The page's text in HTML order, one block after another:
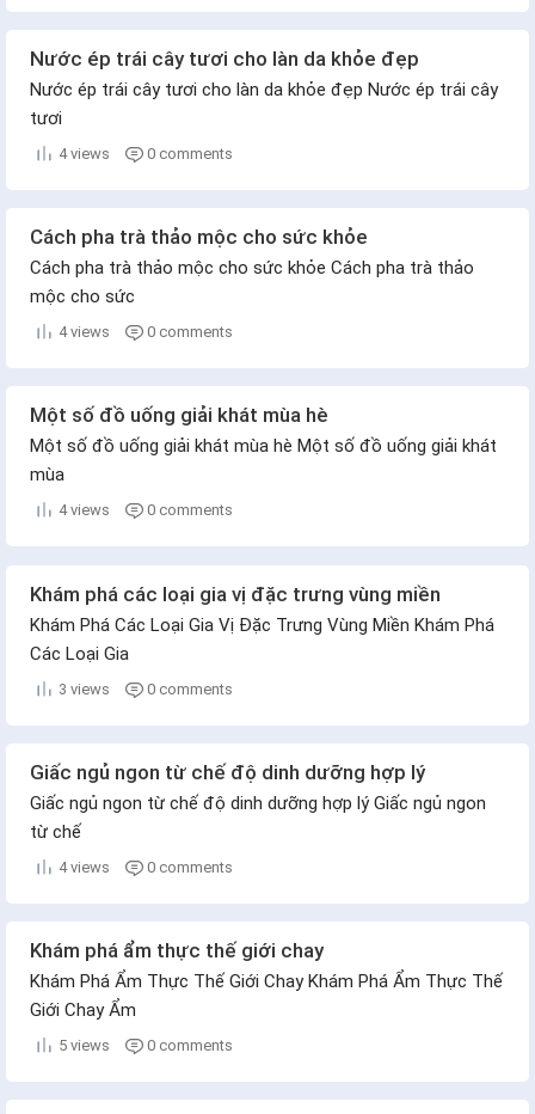
Nước ép trái cây tươi cho làn da khỏe đẹp
Nước ép trái cây tươi cho làn da khỏe đẹp Nước ép trái cây
tươi
4 views 0 comments
Cách pha trà thảo mộc cho sức khỏe
Cách pha trà thảo mộc cho sức khỏe Cách pha trà thảo
mộc cho sức
4 views 0 comments
Một số đồ uống giải khát mùa hè
Một số đồ uống giải khát mùa hè Một số đồ uống giải khát
mùa
4 views 0 comments
Khám phá các loại gia vị đặc trưng vùng miền
Khám Phá Các Loại Gia Vị Đặc Trưng Vùng Miền Khám Phá
Các Loại Gia
3 views 0 comments
Giấc ngủ ngon từ chế độ dinh dưỡng hợp lý
Giấc ngủ ngon từ chế độ dinh dưỡng hợp lý Giấc ngủ ngon
từ chế
4 views 0 comments
Khám phá ẩm thực thế giới chay
Khám Phá Ẩm Thực Thế Giới Chay Khám Phá Ẩm Thực Thế
Giới Chay Ẩm
5 views 0 comments